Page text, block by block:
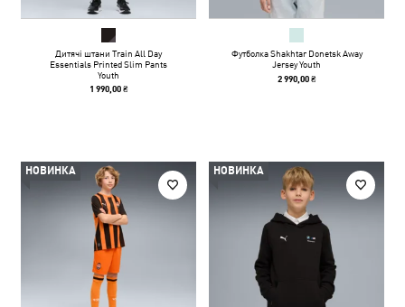
Дитячі штани Train All Day
Essentials Printed Slim Pants
Youth
1 990,00 ₴
Футболка Shakhtar Donetsk Away
Jersey Youth
2 990,00 ₴
НОВИНКА НОВИНКА